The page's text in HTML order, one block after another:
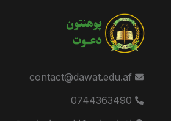
contact@dawat.edu.af
0744363490